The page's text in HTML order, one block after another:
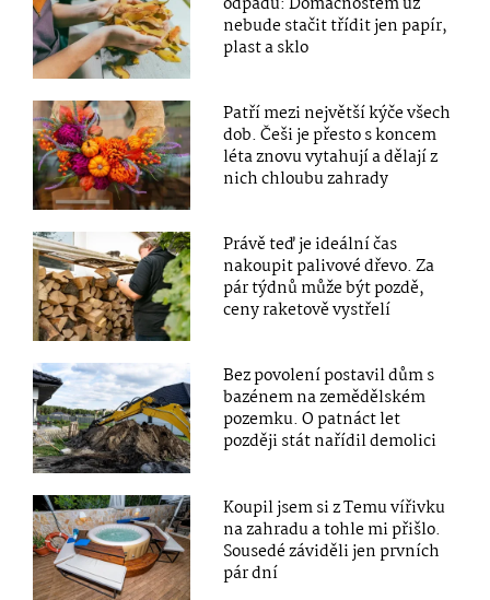
nebude stačit třídit jen papír,
plast a sklo
Patří mezi největší kýče všech
dob. Češi je přesto s koncem
léta znovu vytahují a dělají z
nich chloubu zahrady
Právě teď je ideální čas
nakoupit palivové dřevo. Za
pár týdnů může být pozdě,
ceny raketově vystřelí
Bez povolení postavil dům s
bazénem na zemědělském
pozemku. O patnáct let
později stát nařídil demolici
Koupil jsem si z Temu vířivku
na zahradu a tohle mi přišlo.
Sousedé záviděli jen prvních
pár dní